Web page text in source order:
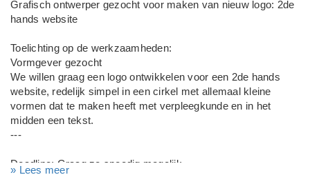
Grafisch ontwerper gezocht voor maken van nieuw logo: 2de
hands website
Toelichting op de werkzaamheden:
Vormgever gezocht
We willen graag een logo ontwikkelen voor een 2de hands
website, redelijk simpel in een cirkel met allemaal kleine
vormen dat te maken heeft met verpleegkunde en in het
midden een tekst.
---
Deadline: Graag zo spoedig mogelijk
» Lees meer